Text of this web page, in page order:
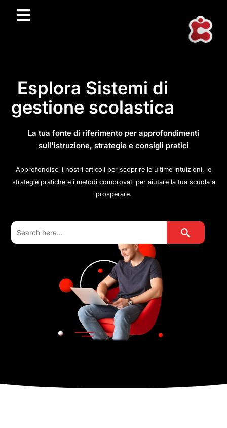
Esplora Sistemi di
gestione scolastica
La tua fonte di riferimento per approfondimenti
sull'istruzione, strategie e consigli pratici
Approfondisci i nostri articoli per scoprire le ultime intuizioni, le
strategie pratiche e i metodi comprovati per aiutare la tua scuola a
prosperare.
Search
for:
Search Button